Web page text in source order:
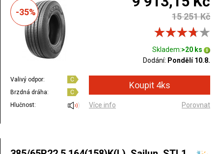
-35% 15 251 Kč
Skladem:>20 ks
Dodání: Pondělí 10.8.
Valivý odpor:
C
Brzdná dráha:
C
Hlučnost:
Více info Porovnat